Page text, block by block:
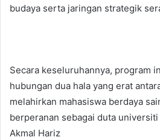
budaya serta jaringan strategik
Secara keseluruhannya, program
hubungan dua hala yang erat
melahirkan mahasiswa berdaya
berperanan sebagai duta
Akmal Hariz